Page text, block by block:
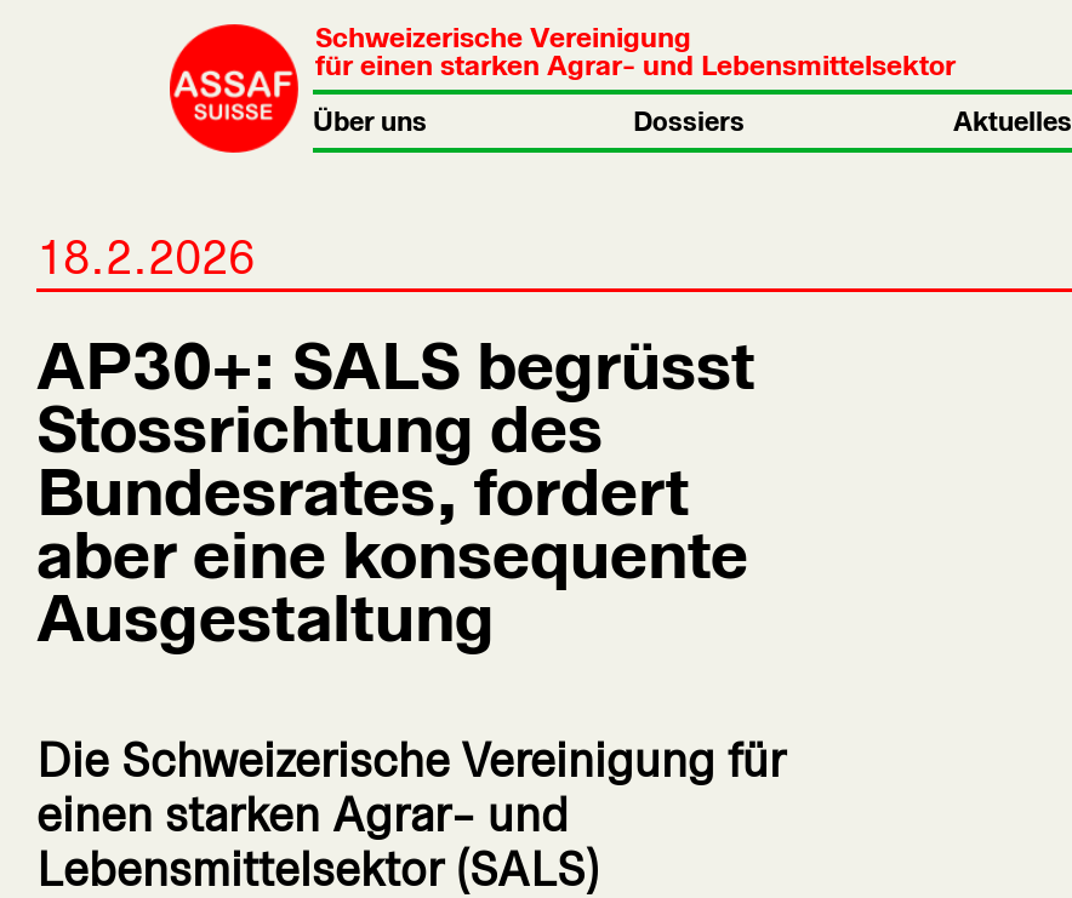
Schweizerische Vereinigung
für einen starken Agrar- und Lebensmittelsektor
Über uns Dossiers Aktuelles
18.2.2026
AP30+: SALS begrüsst
Stossrichtung des
Bundesrates, fordert
aber eine konsequente
Ausgestaltung
Die Schweizerische Vereinigung für
einen starken Agrar- und
Lebensmittelsektor (SALS)